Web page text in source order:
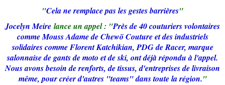
"Cela ne remplace pas les gestes barrières"
Jocelyn Meire lance un appel : "Près de 40 couturiers volontaires
comme Mouss Adame de Chewö Couture et des industriels
solidaires comme Florent Katchikian, PDG de Racer, marque
salonnaise de gants de moto et de ski, ont déjà répondu à l'appel.
Nous avons besoin de renforts, de tissus, d'entreprises de livraison
même, pour créer d'autres "teams" dans toute la région."